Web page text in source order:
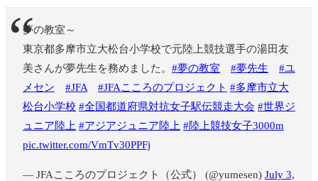
夢の教室～
東京都多摩市立大松台小学校で元陸上競技選手の湯田友
美さんが夢先生を務めました。 #夢の教室 #夢先生
#ユ
メセン
#JFA #JFAこころのプロジェクト #多摩市立大
松台小学校 #全国都道府県対抗女子駅伝競走大会 #世界ジ
ュニア陸上 #アジアジュニア陸上 #陸上競技女子3000m
pic.twitter.com/VmTv30PPFj
— JFAこころのプロジェクト（公式） (@yumesen) July 3,